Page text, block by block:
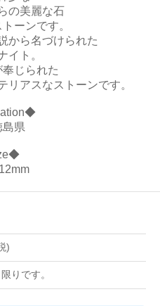
の美麗な石
ーンです。
から名づけられた
イト。
じられた
アスなストーンです。
県
)
です。